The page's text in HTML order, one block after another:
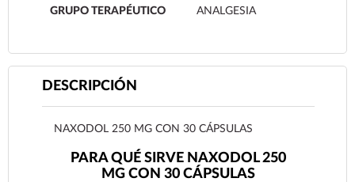
GRUPO TERAPÉUTICO ANALGESIA
DESCRIPCIÓN
NAXODOL 250 MG CON 30 CÁPSULAS
PARA QUÉ SIRVE NAXODOL 250
MG CON 30 CÁPSULAS